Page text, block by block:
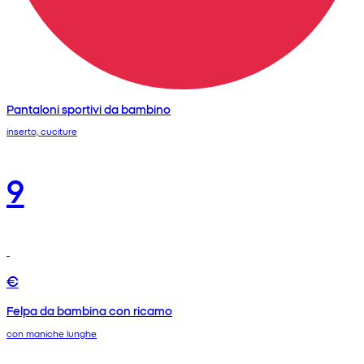
Pantaloni sportivi da bambino
inserto, cuciture
9
€
Felpa da bambina con ricamo
con maniche lunghe